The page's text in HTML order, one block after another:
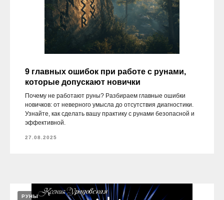
9 главных ошибок при работе с рунами,
которые допускают новички
Почему не работают руны? Разбираем главные ошибки
новичков: от неверного умысла до отсутствия диагностики.
Узнайте, как сделать вашу практику с рунами безопасной и
эффективной.
27.08.2025
РУНЫ